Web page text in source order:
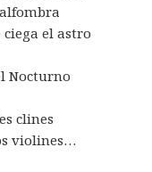
el astro
Nocturno
clines
violines…